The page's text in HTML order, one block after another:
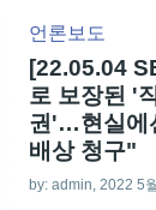
언론보도
[22.05.04
로 보장된 '
권'…현실에
배상 청구"
by: admin , 2022 5